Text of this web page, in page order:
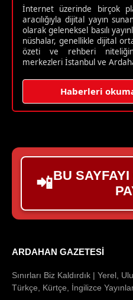
İnternet üzerinde birçok
aracılığıyla dijital yayın
olarak geleneksel basılı
nüshalar, genellikle dijital
özeti ve rehberi
merkezleri İstanbul ve
Haberleri
📲BU
ARDAHAN GAZETESI
Sınırları Biz Kaldırdık | Yerel,
Türkçe, Kürtçe, İngilizce